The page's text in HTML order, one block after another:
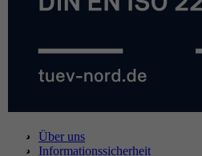
Über uns
Informationssicherheit